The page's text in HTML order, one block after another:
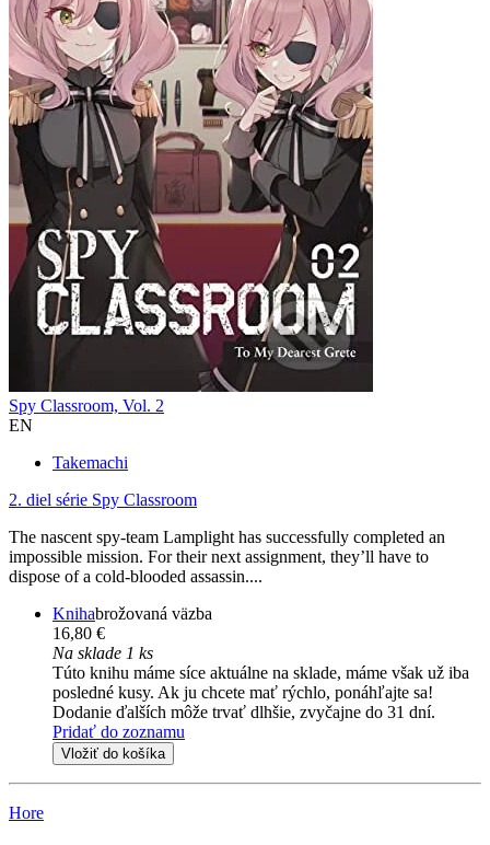
Spy Classroom, Vol. 2
EN
Takemachi
2. diel série Spy Classroom
The nascent spy-team Lamplight has successfully completed an
impossible mission. For their next assignment, they’ll have to
dispose of a cold-blooded assassin....
Knihabrožovaná väzba
16,80 €
Na sklade 1 ks
Túto knihu máme síce aktuálne na sklade, máme však už iba
posledné kusy. Ak ju chcete mať rýchlo, ponáhľajte sa!
Dodanie ďalších môže trvať dlhšie, zvyčajne do 31 dní.
Pridať do zoznamu
Vložiť do košíka
Hore